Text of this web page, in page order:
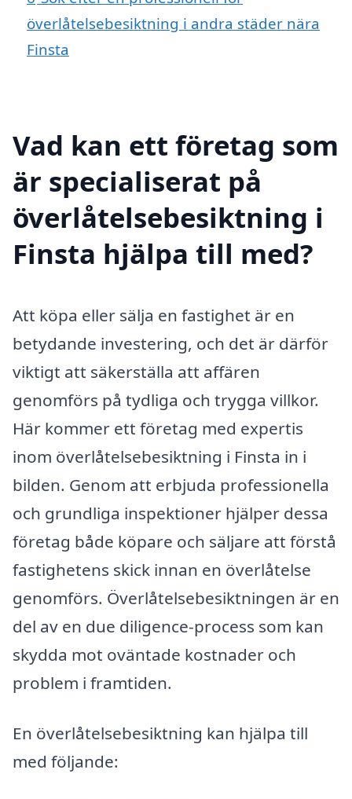
överlåtelsebesiktning i andra städer nära
Finsta
Vad kan ett företag som
är specialiserat på
överlåtelsebesiktning i
Finsta hjälpa till med?
Att köpa eller sälja en fastighet är en
betydande investering, och det är därför
viktigt att säkerställa att affären
genomförs på tydliga och trygga villkor.
Här kommer ett företag med expertis
inom överlåtelsebesiktning i Finsta in i
bilden. Genom att erbjuda professionella
och grundliga inspektioner hjälper dessa
företag både köpare och säljare att förstå
fastighetens skick innan en överlåtelse
genomförs. Överlåtelsebesiktningen är en
del av en due diligence-process som kan
skydda mot oväntade kostnader och
problem i framtiden.
En överlåtelsebesiktning kan hjälpa till
med följande: